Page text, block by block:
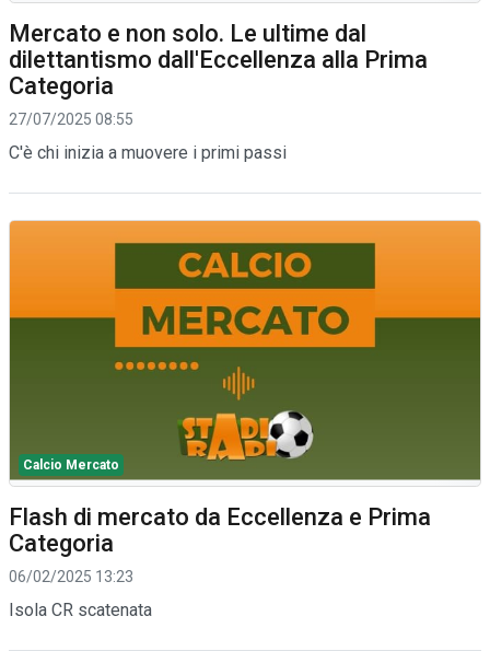
Mercato e non solo. Le ultime dal
dilettantismo dall'Eccellenza alla Prima
Categoria
27/07/2025 08:55
C'è chi inizia a muovere i primi passi
Calcio Mercato
Flash di mercato da Eccellenza e Prima
Categoria
06/02/2025 13:23
Isola CR scatenata